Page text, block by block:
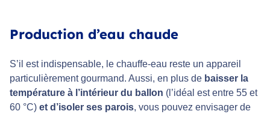
Production d’eau chaude
S’il est indispensable, le chauffe-eau reste un appareil
particulièrement gourmand. Aussi, en plus de baisser la
température à l’intérieur du ballon (l’idéal est entre 55 et
60 °C) et d’isoler ses parois, vous pouvez envisager de